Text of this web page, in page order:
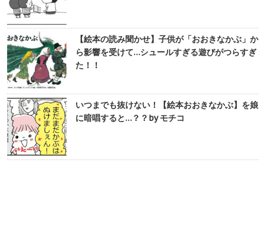
【絵本の読み聞かせ】子供が「おおきなかぶ」か
ら影響を受けて…シュールすぎる遊びがつらすぎ
た！！
いつまでも抜けない！【絵本おおきなかぶ】を娘
に暗唱すると…？？by モチコ